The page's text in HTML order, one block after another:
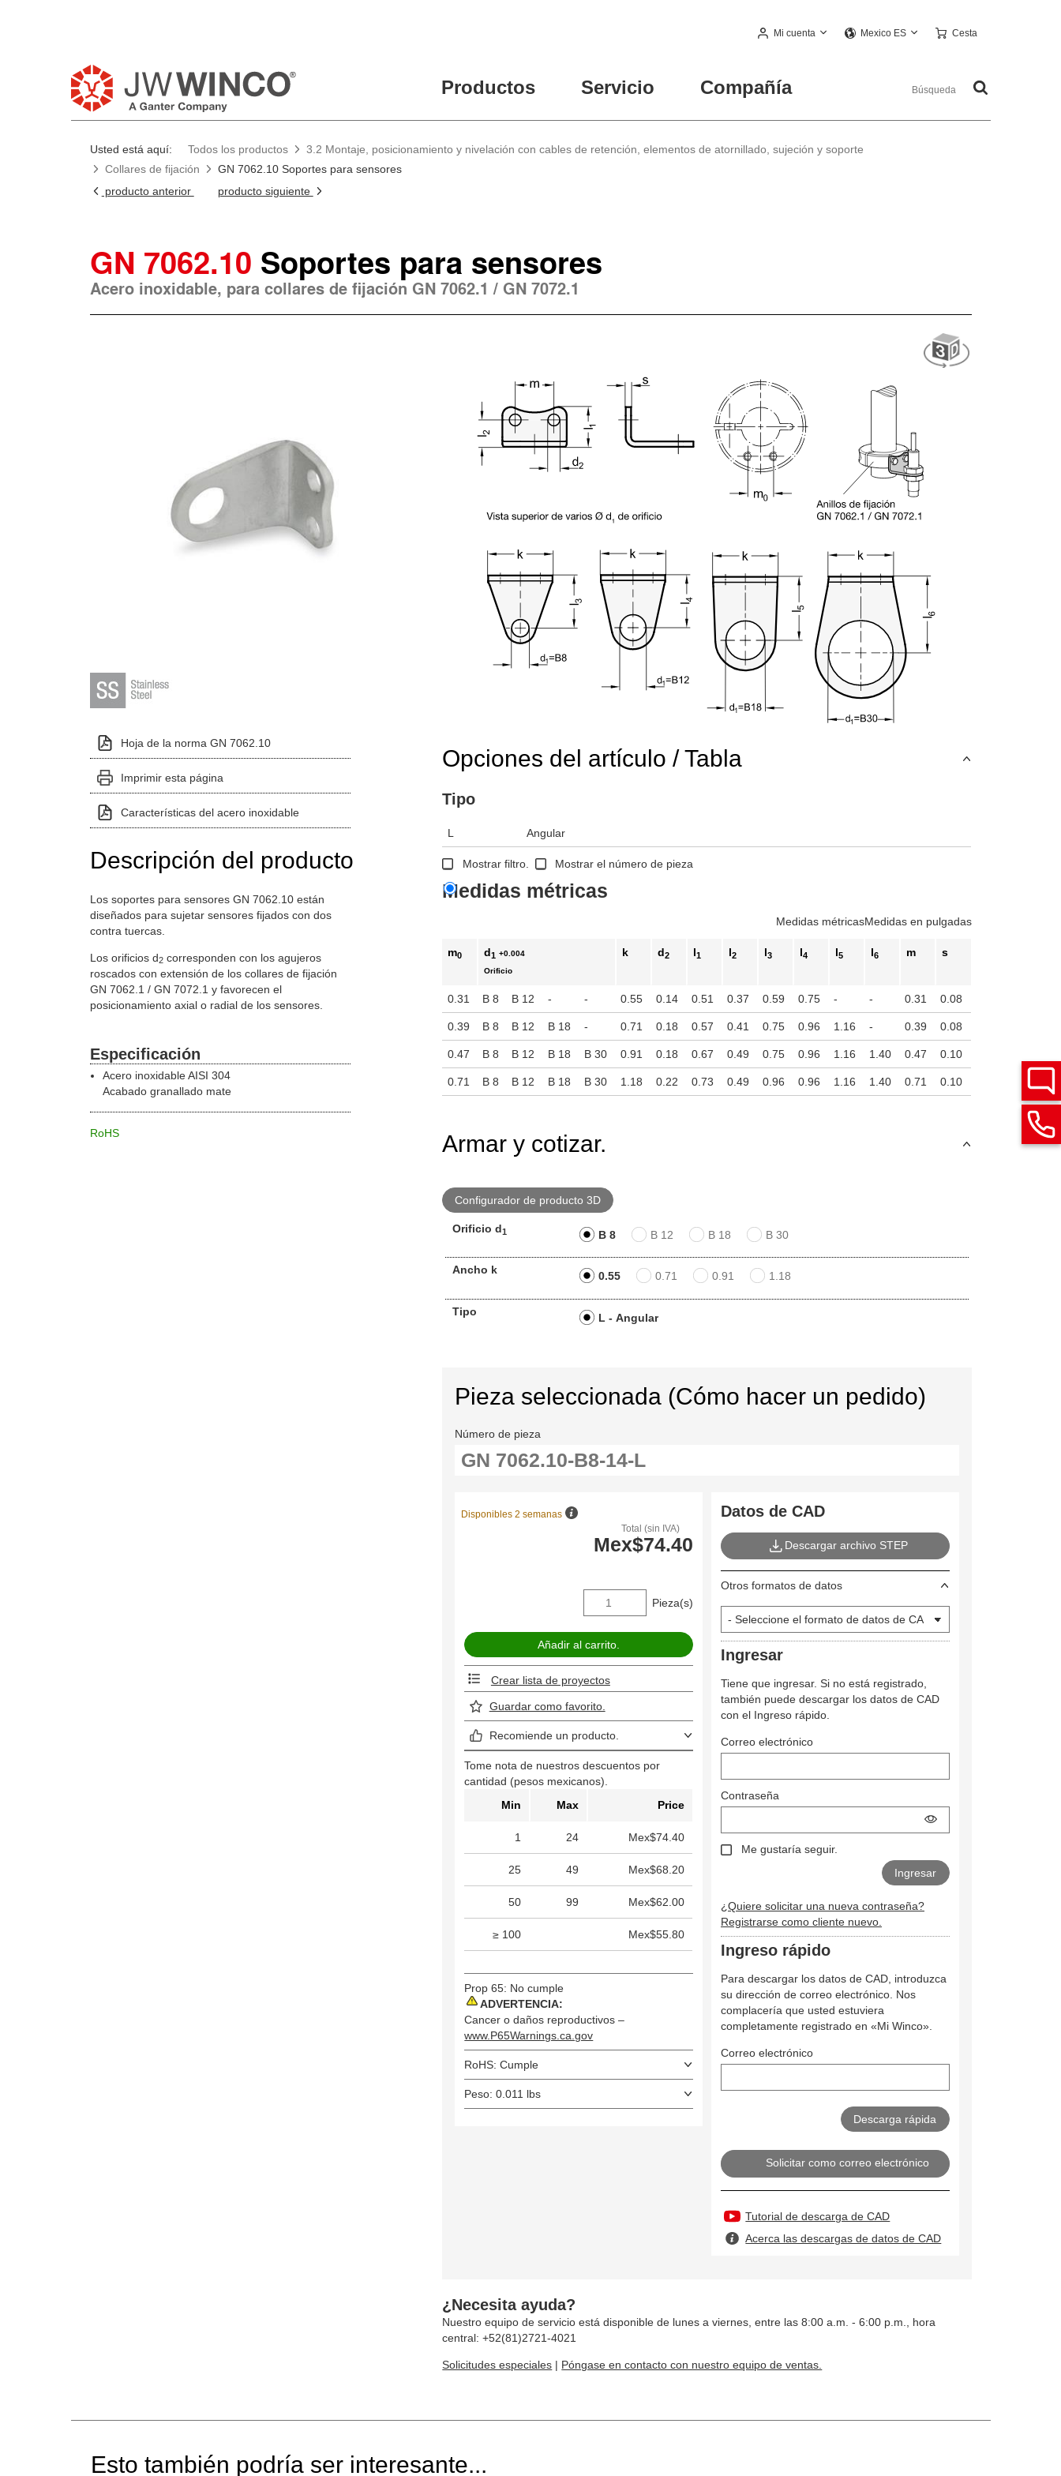
Mi cuenta Mexico ES Cesta
Productos Servicio Compañía
Usted está aquí: Todos los productos
3.2 Montaje, posicionamiento y nivelación con cables de retención, elementos de atornillado, sujeción y soporte
Collares de fijación
GN 7062.10 Soportes para sensores
producto anterior
producto siguiente
GN 7062.10 Soportes para sensores
Acero inoxidable, para collares de fijación GN 7062.1 / GN 7072.1
Hoja de la norma GN 7062.10
Imprimir esta página
Características del acero inoxidable
Descripción del producto
Los soportes para sensores GN 7062.10 están
diseñados para sujetar sensores fijados con dos
contra tuercas.
Los orificios d2corresponden con los agujeros
roscados con extensión de los collares de fijación
GN 7062.1 / GN 7072.1 y favorecen el
posicionamiento axial o radial de los sensores.
Especificación
Acero inoxidable AISI 304
Acabado granallado mate
RoHS
Opciones del artículo / Tabla
Tipo
L Angular
Mostrar filtro. Mostrar el número de pieza
Medidas métricas
Medidas métricasMedidas en pulgadas
m0 d1 +0.004
Orificio
k d2 l1 l2 l3 l4 l5 l6 m s
0.31 B 8 B 12 - - 0.55 0.14 0.51 0.37 0.59 0.75 - - 0.31 0.08
0.39 B 8 B 12 B 18 - 0.71 0.18 0.57 0.41 0.75 0.96 1.16 - 0.39 0.08
0.47 B 8 B 12 B 18 B 30 0.91 0.18 0.67 0.49 0.75 0.96 1.16 1.40 0.47 0.10
0.71 B 8 B 12 B 18 B 30 1.18 0.22 0.73 0.49 0.96 0.96 1.16 1.40 0.71 0.10
Armar y cotizar.
Configurador de producto 3D
Orificio d1 B 8 B 12 B 18 B 30
Ancho k 0.55 0.71 0.91 1.18
Tipo L - Angular
Pieza seleccionada (Cómo hacer un pedido)
Número de pieza
Total (sin IVA)
Mex$74.40
Disponibles 2 semanas
Pieza(s)
Crear lista de proyectos
Guardar como favorito.
Recomiende un producto.
Tome nota de nuestros descuentos por
cantidad (pesos mexicanos).
Min
Max Price
1 24 Mex$74.40
25 49 Mex$68.20
50 99 Mex$62.00
≥ 100 Mex$55.80
Prop 65: No cumple
ADVERTENCIA:
Cancer o daños reproductivos –
www.P65Warnings.ca.gov
RoHS: Cumple
Peso: 0.011 lbs
Datos de CAD
Descargar archivo STEP
Otros formatos de datos
Ingresar
Tiene que ingresar. Si no está registrado,
también puede descargar los datos de CAD
con el Ingreso rápido.
Correo electrónico
Contraseña
Me gustaría seguir.
¿Quiere solicitar una nueva contraseña?
Registrarse como cliente nuevo.
Ingreso rápido
Para descargar los datos de CAD, introduzca
su dirección de correo electrónico. Nos
complacería que usted estuviera
completamente registrado en «Mi Winco».
Correo electrónico
Solicitar como correo electrónico
Tutorial de descarga de CAD
Acerca las descargas de datos de CAD
¿Necesita ayuda?
Nuestro equipo de servicio está disponible de lunes a viernes, entre las 8:00 a.m. - 6:00 p.m., hora
central: +52(81)2721-4021
Solicitudes especiales | Póngase en contacto con nuestro equipo de ventas.
Esto también podría ser interesante...